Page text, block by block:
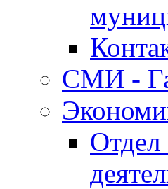
СМИ -
Отдел